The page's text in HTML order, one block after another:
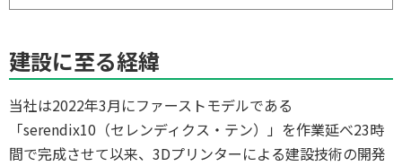
建設に至る経緯
当社は2022年3月にファーストモデルである
「serendix10（セレンディクス・テン）」を作業延べ23時
間で完成させて以来、3Dプリンターによる建設技術の開発